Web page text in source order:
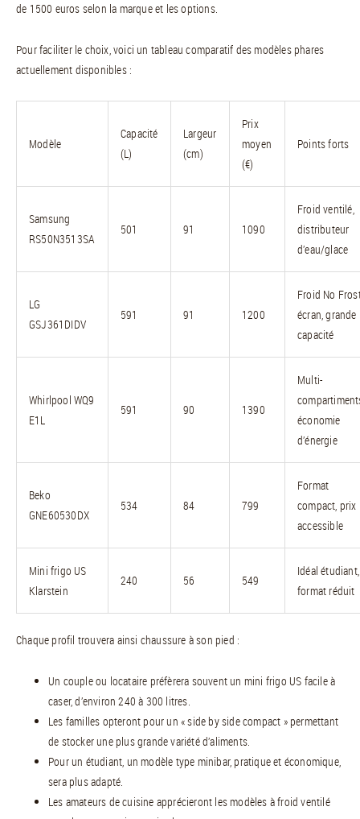
de 1500 euros selon la marque et les options.
Pour faciliter le choix, voici un tableau comparatif des modèles phares
actuellement disponibles :
Modèle
Capacité
(L)
Largeur
(cm)
Prix
moyen
(€)
Points forts
Samsung
RS50N3513SA
501 91 1090
Froid ventilé,
distributeur
d’eau/glace
LG
GSJ361DIDV
591 91 1200
Froid No
écran, grande
capacité
Whirlpool WQ9
E1L
591 90 1390
Multi-
économie
d’énergie
Beko
GNE60530DX
534 84 799
Format
compact, prix
accessible
Mini frigo US
Klarstein
240 56 549
Idéal étudiant,
format réduit
Chaque profil trouvera ainsi chaussure à son pied :
Un couple ou locataire préfèrera souvent un mini frigo US facile à
caser, d’environ 240 à 300 litres.
Les familles opteront pour un « side by side compact » permettant
de stocker une plus grande variété d’aliments.
Pour un étudiant, un modèle type minibar, pratique et économique,
sera plus adapté.
Les amateurs de cuisine apprécieront les modèles à froid ventilé